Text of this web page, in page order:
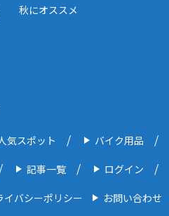
秋にオススメ
気スポット バイク用品
記事一覧 ログイン
イバシーポリシー お問い合わせ